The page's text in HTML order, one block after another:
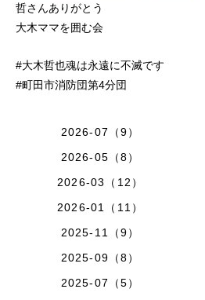
哲さんありがとう
大木ママを囲む会
#大木哲也魂は永遠に不滅です
#町田市消防団第4分団
2026-07（9）
2026-05（8）
2026-03（12）
2026-01（11）
2025-11（9）
2025-09（8）
2025-07（5）